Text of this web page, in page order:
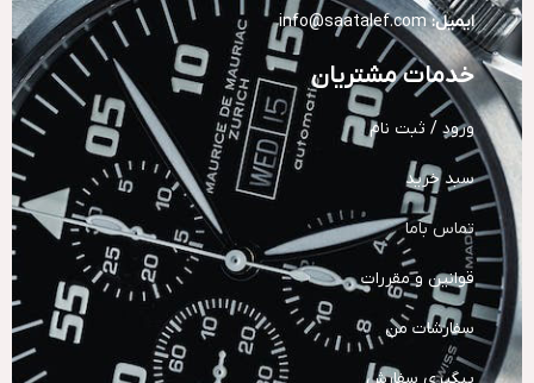
ایمیل: info@saatalef.com
خدمات مشتریان
ورود / ثبت نام
سبد خرید
تماس باما
قوانین و مقررات
سفارشات من